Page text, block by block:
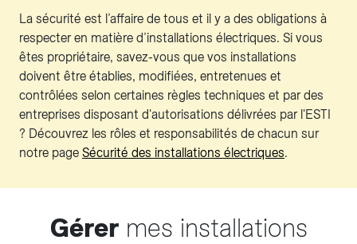
La sécurité est l’affaire de tous et il y a des obligations à
respecter en matière d’installations électriques. Si vous
êtes propriétaire, savez-vous que vos installations
doivent être établies, modifiées, entretenues et
contrôlées selon certaines règles techniques et par des
entreprises disposant d'autorisations délivrées par l'ESTI
? Découvrez les rôles et responsabilités de chacun sur
notre page Sécurité des installations électriques.
Gérermes installations